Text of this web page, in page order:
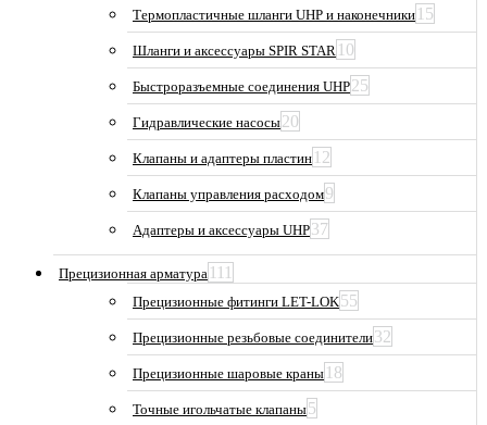
Термопластичные шланги UHP и наконечники 15
Шланги и аксессуары SPIR STAR 10
Быстроразъемные соединения UHP25
Гидравлические насосы20
Клапаны и адаптеры пластин 12
Клапаны управления расходом9
Адаптеры и аксессуары UHP37
Прецизионная арматура 111
Прецизионные фитинги LET-LOK55
Прецизионные резьбовые соединители32
Прецизионные шаровые краны 18
Точные игольчатые клапаны5